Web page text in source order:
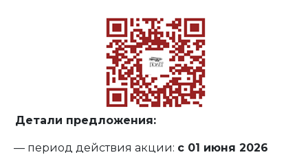
Детали предложения:
— период действия акции: с 01 июня 2026